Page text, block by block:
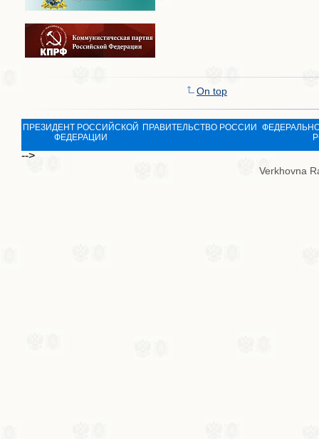
On top
ПРЕЗИДЕНТ РОССИЙСКОЙ
ФЕДЕРАЦИИ
ПРАВИТЕЛЬСТВО РОССИИ
Verkhovna
-->